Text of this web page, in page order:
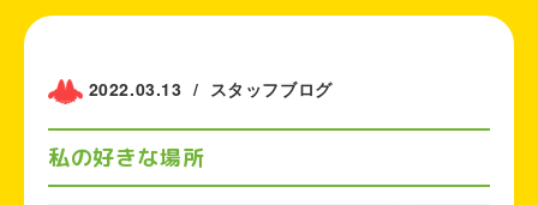
2022.03.13 / スタッフブログ
私の好きな場所